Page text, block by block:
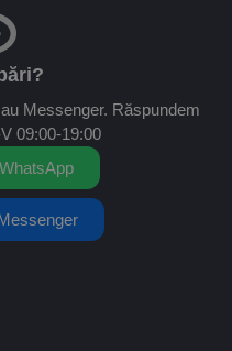
Messenger. Răspundem
09:00-19:00